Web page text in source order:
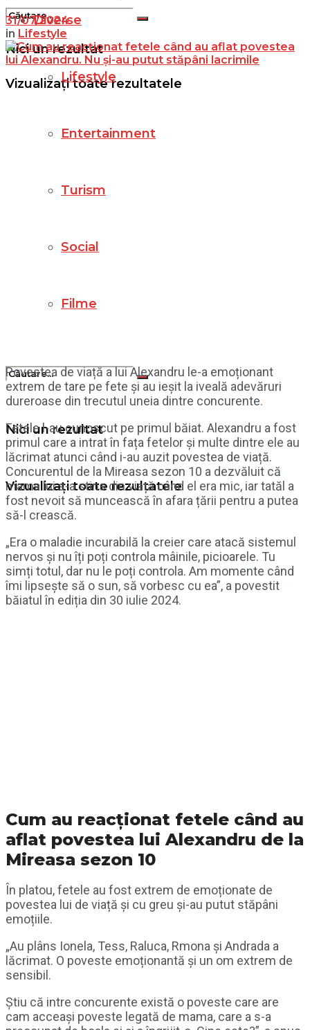
Nici un rezultat
Vizualizați toate rezultatele
Diverse
Lifestyle
Entertainment
Turism
Social
Filme
Nici un rezultat
Vizualizați toate rezultatele
31/07/2024
in Lifestyle
Povestea de viață a lui Alexandru le-a emoționant
extrem de tare pe fete și au ieșit la iveală adevăruri
dureroase din trecutul uneia dintre concurente.
Fetele l-au cunoscut pe primul băiat. Alexandru a fost
primul care a intrat în fața fetelor și multe dintre ele au
lăcrimat atunci când i-au auzit povestea de viață.
Concurentul de la Mireasa sezon 10 a dezvăluit că
mama lui s-a stins din viață când el era mic, iar tatăl a
fost nevoit să muncească în afara țării pentru a putea
să-l crească.
„Era o maladie incurabilă la creier care atacă sistemul
nervos și nu îți poți controla mâinile, picioarele. Tu
simți totul, dar nu le poți controla. Am momente când
îmi lipsește să o sun, să vorbesc cu ea”, a povestit
băiatul în ediția din 30 iulie 2024.
Cum au reacționat fetele când au
aflat povestea lui Alexandru de la
Mireasa sezon 10
În platou, fetele au fost extrem de emoționate de
povestea lui de viață și cu greu și-au putut stăpâni
emoțiile.
„Au plâns Ionela, Tess, Raluca, Rmona și Andrada a
lăcrimat. O poveste emoționantă și un om extrem de
sensibil.
Știu că intre concurente există o poveste care are
cam acceași poveste legată de mama, care a s-a